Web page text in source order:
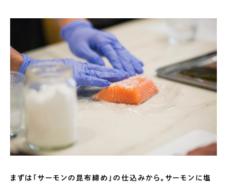
まずは「サーモンの昆布締め」の仕込みから。サーモンに塩